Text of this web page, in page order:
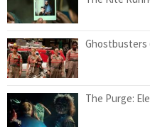
Ghostbusters
The Purge: